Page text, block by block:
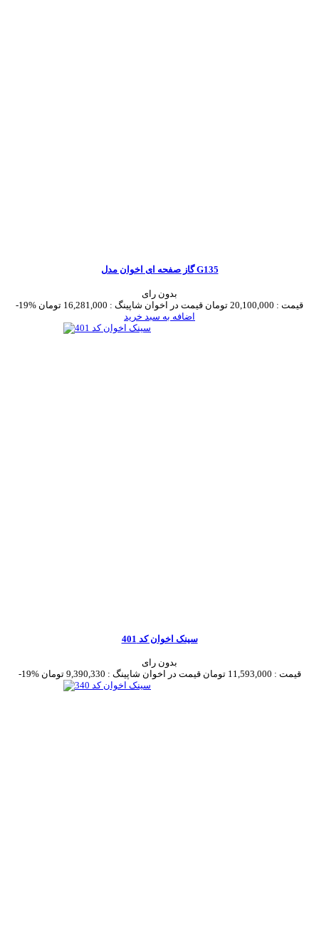
گاز صفحه ای اخوان مدل G135
بدون رای
-19%
قیمت : 20,100,000 تومان قیمت در اخوان شاپینگ : 16,281,000 تومان
اضافه به سبد خرید
سینک اخوان کد 401
بدون رای
-19%
قیمت : 11,593,000 تومان قیمت در اخوان شاپینگ : 9,390,330 تومان